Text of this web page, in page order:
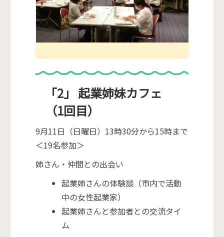
「2」 起業姉妹カフェ
（1回目）
9月11日（日曜日）13時30分から15時まで
＜19名参加＞
姉さん・仲間との出会い
起業姉さんの体験談（市内で活動
中の女性起業家）
起業姉さんと参加者との交流タイ
ム